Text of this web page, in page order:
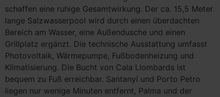
schaffen eine ruhige Gesamtwirkung. Der ca. 15,5 Meter
lange Salzwasserpool wird durch einen überdachten
Bereich am Wasser, eine Außendusche und einen
Grillplatz ergänzt. Die technische Ausstattung umfasst
Photovoltaik, Wärmepumpe, Fußbodenheizung und
Klimatisierung. Die Bucht von Cala Llombards ist
bequem zu Fuß erreichbar. Santanyí und Porto Petro
liegen nur wenige Minuten entfernt, Palma und der